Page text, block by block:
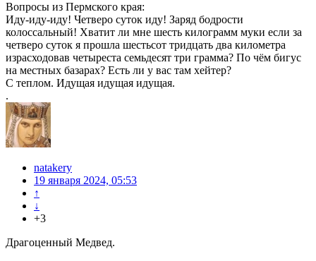
Вопросы из Пермского края:
Иду-иду-иду! Четверо суток иду! Заряд бодрости
колоссальный! Хватит ли мне шесть килограмм муки если за
четверо суток я прошла шестьсот тридцать два километра
израсходовав четыреста семьдесят три грамма? По чём бигус
на местных базарах? Есть ли у вас там хейтер?
С теплом. Идущая идущая идущая.
.
natakery
19 января 2024, 05:53
↑
↓
+3
Драгоценный Медвед.